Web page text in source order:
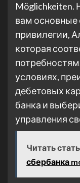
Möglichkeiten.
вам
привилегии,
которая
условиях,
дебетовых
банка и
управления
Читать
сбербанка